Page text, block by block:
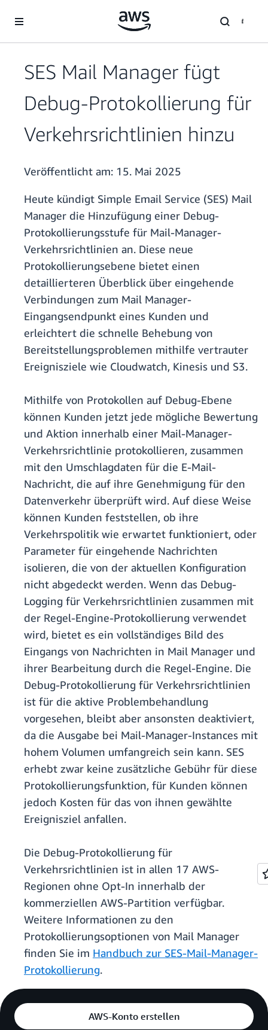
Überspringen zum Hauptinhalt
SES Mail Manager fügt
Debug-Protokollierung für
Verkehrsrichtlinien hinzu
Veröffentlicht am: 15. Mai 2025
Heute kündigt Simple Email Service (SES) Mail
Manager die Hinzufügung einer Debug-
Protokollierungsstufe für Mail-Manager-
Verkehrsrichtlinien an. Diese neue
Protokollierungsebene bietet einen
detaillierteren Überblick über eingehende
Verbindungen zum Mail Manager-
Eingangsendpunkt eines Kunden und
erleichtert die schnelle Behebung von
Bereitstellungsproblemen mithilfe vertrauter
Ereignisziele wie Cloudwatch, Kinesis und S3.
Mithilfe von Protokollen auf Debug-Ebene
können Kunden jetzt jede mögliche Bewertung
und Aktion innerhalb einer Mail-Manager-
Verkehrsrichtlinie protokollieren, zusammen
mit den Umschlagdaten für die E-Mail-
Nachricht, die auf ihre Genehmigung für den
Datenverkehr überprüft wird. Auf diese Weise
können Kunden feststellen, ob ihre
Verkehrspolitik wie erwartet funktioniert, oder
Parameter für eingehende Nachrichten
isolieren, die von der aktuellen Konfiguration
nicht abgedeckt werden. Wenn das Debug-
Logging für Verkehrsrichtlinien zusammen mit
der Regel-Engine-Protokollierung verwendet
wird, bietet es ein vollständiges Bild des
Eingangs von Nachrichten in Mail Manager und
ihrer Bearbeitung durch die Regel-Engine. Die
Debug-Protokollierung für Verkehrsrichtlinien
ist für die aktive Problembehandlung
vorgesehen, bleibt aber ansonsten deaktiviert,
da die Ausgabe bei Mail-Manager-Instances mit
hohem Volumen umfangreich sein kann. SES
erhebt zwar keine zusätzliche Gebühr für diese
Protokollierungsfunktion, für Kunden können
jedoch Kosten für das von ihnen gewählte
Ereignisziel anfallen.
Die Debug-Protokollierung für
Verkehrsrichtlinien ist in allen 17 AWS-
Regionen ohne Opt-In innerhalb der
kommerziellen AWS-Partition verfügbar.
Weitere Informationen zu den
Protokollierungsoptionen von Mail Manager
finden Sie im Handbuch zur SES-Mail-Manager-
Protokollierung.
AWS-Konto erstellen